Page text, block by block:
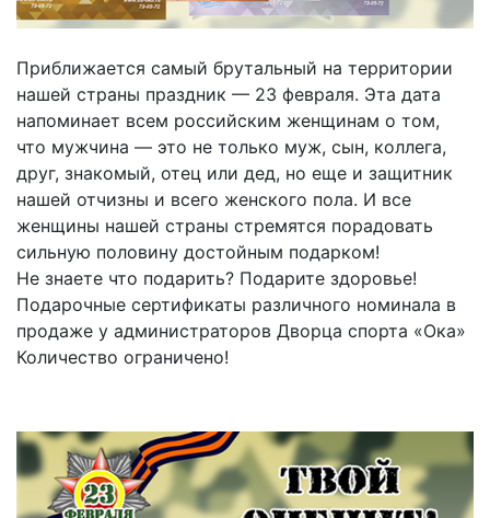
Приближается самый брутальный на территории
нашей страны праздник — 23 февраля. Эта дата
напоминает всем российским женщинам о том,
что мужчина — это не только муж, сын, коллега,
друг, знакомый, отец или дед, но еще и защитник
нашей отчизны и всего женского пола. И все
женщины нашей страны стремятся порадовать
сильную половину достойным подарком!
Не знаете что подарить? Подарите здоровье!
Подарочные сертификаты различного номинала в
продаже у администраторов Дворца спорта «Ока»
Количество ограничено!